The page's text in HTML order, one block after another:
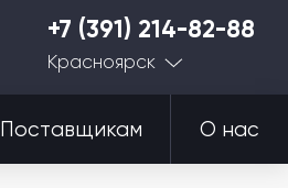
+7 (391) 214-82-88
Красноярск
Поставщикам О нас